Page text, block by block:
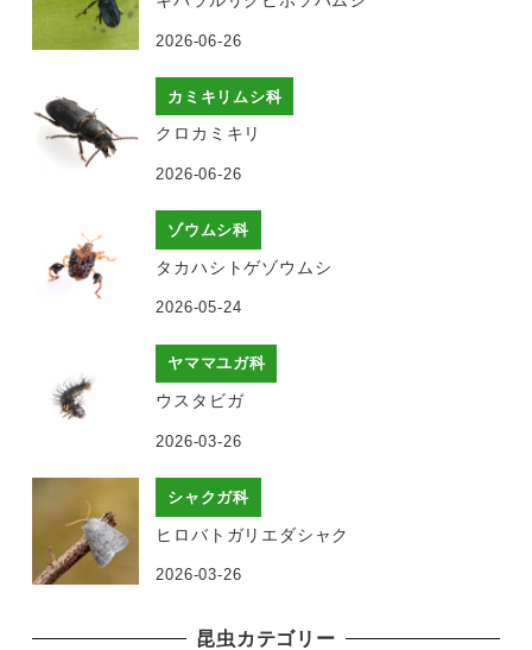
2026-06-26
カミキリムシ科
クロカミキリ
2026-06-26
ゾウムシ科
タカハシトゲゾウムシ
2026-05-24
ヤママユガ科
ウスタビガ
2026-03-26
シャクガ科
ヒロバトガリエダシャク
2026-03-26
昆虫カテゴリー